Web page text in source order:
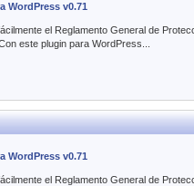
WordPress v0.71
el Reglamento General de
este plugin para WordPress...
WordPress v0.71
el Reglamento General de